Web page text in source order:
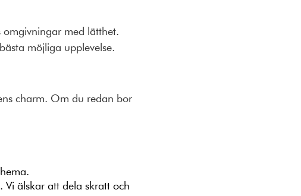
med lätthet.
möjliga upplevelse.
charm. Om du redan bor
Vi älskar att dela skratt och